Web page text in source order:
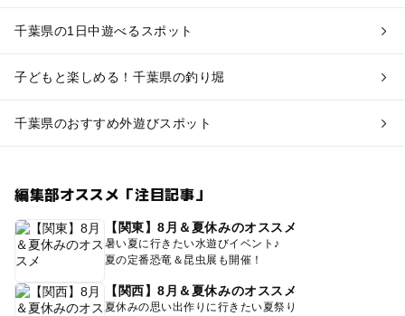
千葉県の1日中遊べるスポット
子どもと楽しめる！千葉県の釣り堀
千葉県のおすすめ外遊びスポット
編集部オススメ「注目記事」
【関東】8月＆夏休みのオススメ
暑い夏に行きたい水遊びイベント♪
夏の定番恐竜＆昆虫展も開催！
【関西】8月＆夏休みのオススメ
夏休みの思い出作りに行きたい夏祭り